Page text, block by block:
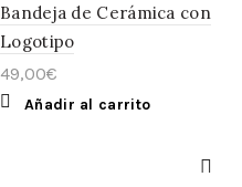
Bandeja de Cerámica con
Logotipo
49,00€
Añadir al carrito